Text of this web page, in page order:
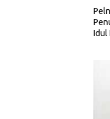
Idul